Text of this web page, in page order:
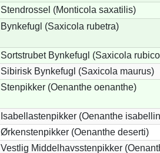
Stendrossel (Monticola saxatilis)
Bynkefugl (Saxicola rubetra)
Sortstrubet Bynkefugl (Saxicola
Sibirisk Bynkefugl (Saxicola maurus)
Stenpikker (Oenanthe oenanthe)
Isabellastenpikker (Oenanthe
Ørkenstenpikker (Oenanthe deserti)
Vestlig Middelhavsstenpikker